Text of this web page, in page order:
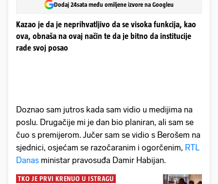
Dodaj 24sata među omiljene izvore na Googleu
Kazao je da je neprihvatljivo da se visoka funkcija, kao
ova, obnaša na ovaj način te da je bitno da institucije
rade svoj posao
Doznao sam jutros kada sam vidio u medijima na
poslu. Drugačije mi je dan bio planiran, ali sam se
čuo s premijerom. Jučer sam se vidio s Berošem na
sjednici, osjećam se razočaranim i ogorčenim, RTL
Danas ministar pravosuđa Damir Habijan.
TKO JE PRVI KRENUO U ISTRAGU